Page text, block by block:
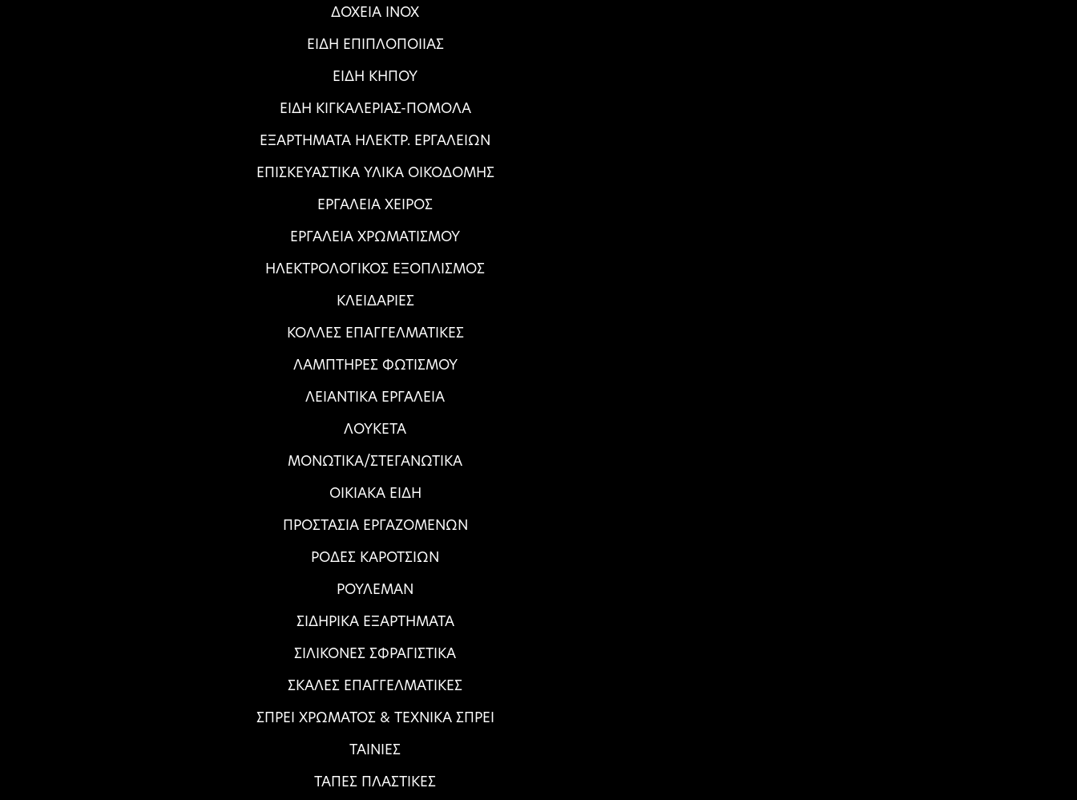
ΔΟΧΕΙΑ ΙΝΟΧ
ΕΙΔΗ ΕΠΙΠΛΟΠΟΙΙΑΣ
ΕΙΔΗ ΚΗΠΟΥ
ΕΙΔΗ ΚΙΓΚΑΛΕΡΙΑΣ-ΠΟΜΟΛΑ
ΕΞΑΡΤΗΜΑΤΑ ΗΛΕΚΤΡ. ΕΡΓΑΛΕΙΩΝ
ΕΠΙΣΚΕΥΑΣΤΙΚΑ ΥΛΙΚΑ ΟΙΚΟΔΟΜΗΣ
ΕΡΓΑΛΕΙΑ ΧΕΙΡΟΣ
ΕΡΓΑΛΕΙΑ ΧΡΩΜΑΤΙΣΜΟΥ
ΗΛΕΚΤΡΟΛΟΓΙΚΟΣ ΕΞΟΠΛΙΣΜΟΣ
ΚΛΕΙΔΑΡΙΕΣ
ΚΟΛΛΕΣ ΕΠΑΓΓΕΛΜΑΤΙΚΕΣ
ΛΑΜΠΤΗΡΕΣ ΦΩΤΙΣΜΟΥ
ΛΕΙΑΝΤΙΚΑ ΕΡΓΑΛΕΙΑ
ΛΟΥΚΕΤΑ
ΜΟΝΩΤΙΚΑ/ΣΤΕΓΑΝΩΤΙΚΑ
ΟΙΚΙΑΚΑ ΕΙΔΗ
ΠΡΟΣΤΑΣΙΑ ΕΡΓΑΖΟΜΕΝΩΝ
ΡΟΔΕΣ ΚΑΡΟΤΣΙΩΝ
ΡΟΥΛΕΜΑΝ
ΣΙΔΗΡΙΚΑ ΕΞΑΡΤΗΜΑΤΑ
ΣΙΛΙΚΟΝΕΣ ΣΦΡΑΓΙΣΤΙΚΑ
ΣΚΑΛΕΣ ΕΠΑΓΓΕΛΜΑΤΙΚΕΣ
ΣΠΡΕΙ ΧΡΩΜΑΤΟΣ & ΤΕΧΝΙΚΑ ΣΠΡΕΙ
ΤΑΙΝΙΕΣ
ΤΑΠΕΣ ΠΛΑΣΤΙΚΕΣ